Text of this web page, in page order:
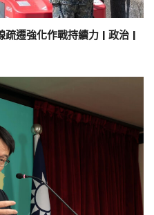
遷強化作戰持續力 | 政治 |